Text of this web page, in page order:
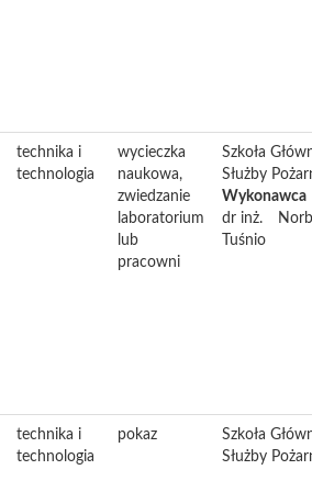
technika i
technologia
wycieczka
naukowa,
zwiedzanie
laboratorium
lub
pracowni
Szkoła
Służby
Wykonawca
dr inż.
Tuśnio
technika i
technologia
pokaz
Szkoła
Służby